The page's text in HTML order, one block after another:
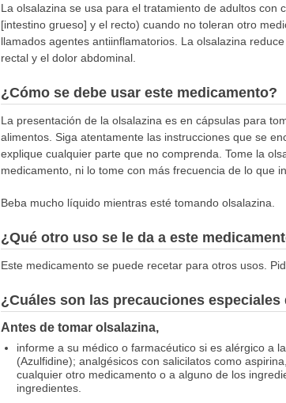
La olsalazina se usa para el tratamiento de adultos con
[intestino grueso] y el recto) cuando no toleran otro
llamados agentes antiinflamatorios. La olsalazina
rectal y el dolor abdominal.
¿Cómo se debe usar este medicamento?
La presentación de la olsalazina es en cápsulas para
alimentos. Siga atentamente las instrucciones que se
explique cualquier parte que no comprenda. Tome la
medicamento, ni lo tome con más frecuencia de lo que
Beba mucho líquido mientras esté tomando olsalazina.
¿Qué otro uso se le da a este
Este medicamento se puede recetar para otros usos.
¿Cuáles son las precauciones especiales
Antes de tomar olsalazina,
informe a su médico o farmacéutico si es alérgico a
(Azulfidine); analgésicos con salicilatos como
cualquier otro medicamento o a alguno de los
ingredientes.